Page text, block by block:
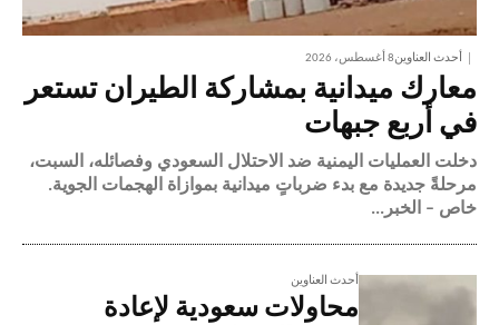
أحدث العناوين8 أغسطس، 2026
معارك ميدانية بمشاركة الطيران تستعر
في أربع جبهات
دخلت العمليات اليمنية ضد الاحتلال السعودي وفصائله، السبت،
مرحلةً جديدة مع بدء ضرباتٍ ميدانية بموازاة الهجمات الجوية.
خاص – الخبر...
أحدث العناوين
محاولات سعودية لإعادة